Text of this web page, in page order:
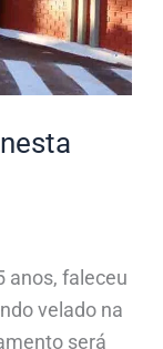
anos, faleceu
velado na
será